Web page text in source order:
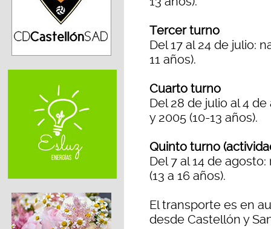
Tercer turno
Del 17 al 24 de julio:
11 años).
Cuarto turno
Del 28 de julio al 4
y 2005 (10-13 años).
Quinto turno
Del 7 al 14 de
(13 a 16 años).
El transporte es en
desde Castellón y